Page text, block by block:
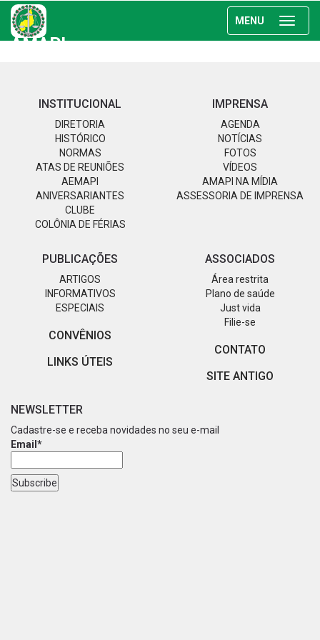
MENU
AMAPI
INSTITUCIONAL
DIRETORIA
HISTÓRICO
NORMAS
ATAS DE REUNIÕES
AEMAPI
ANIVERSARIANTES
CLUBE
COLÔNIA DE FÉRIAS
IMPRENSA
AGENDA
NOTÍCIAS
FOTOS
VÍDEOS
AMAPI NA MÍDIA
ASSESSORIA DE IMPRENSA
PUBLICAÇÕES
ARTIGOS
INFORMATIVOS
ESPECIAIS
CONVÊNIOS
LINKS ÚTEIS
ASSOCIADOS
Área restrita
Plano de saúde
Just vida
Filie-se
CONTATO
SITE ANTIGO
NEWSLETTER
Cadastre-se e receba novidades no seu e-mail
Email*